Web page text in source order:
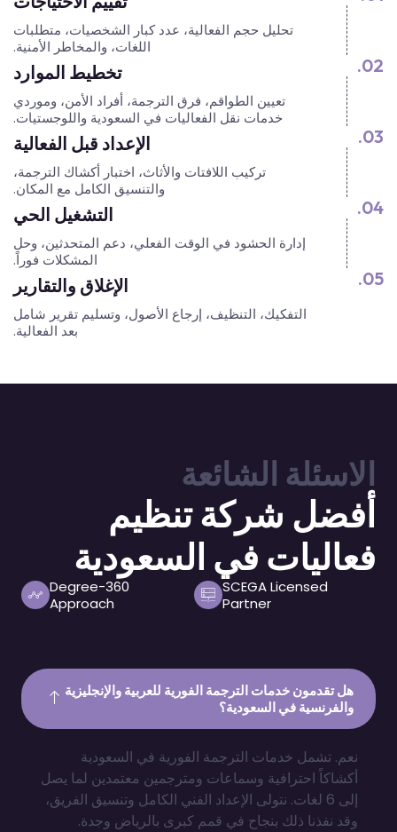
تحليل حجم الفعالية، عدد كبار الشخصيات، متطلبات
اللغات، والمخاطر الأمنية.
02. تخطيط الموارد
تعيين الطواقم، فرق الترجمة، أفراد الأمن، وموردي
خدمات نقل الفعاليات في السعودية واللوجستيات.
03. الإعداد قبل الفعالية
تركيب اللافتات والأثاث، اختبار أكشاك الترجمة،
والتنسيق الكامل مع المكان.
04. التشغيل الحي
إدارة الحشود في الوقت الفعلي، دعم المتحدثين، وحل
المشكلات فوراً.
05. الإغلاق والتقارير
التفكيك، التنظيف، إرجاع الأصول، وتسليم تقرير شامل
بعد الفعالية.
الاسئلة الشائعة
أفضل شركة تنظيم
فعاليات في السعودية
SCEGA Licensed
Partner
360-Degree
Approach
هل تقدمون خدمات الترجمة الفورية للعربية والإنجليزية
والفرنسية في السعودية؟
نعم. تشمل خدمات الترجمة الفورية في السعودية
أكشاكاً احترافية وسماعات ومترجمين معتمدين لما يصل
إلى 6 لغات. نتولى الإعداد الفني الكامل وتنسيق الفريق،
وقد نفذنا ذلك بنجاح في قمم كبرى بالرياض وجدة.